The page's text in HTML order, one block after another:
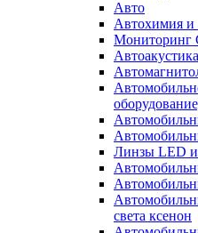
Авто
Автохимия и
Автоакустика
Линзы LED и
света ксенон